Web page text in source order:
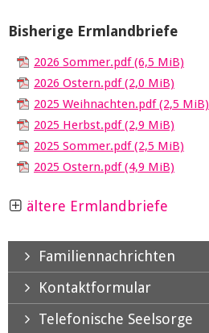
Bisherige Ermlandbriefe
2026 Sommer.pdf(6,5 MiB)
2026 Ostern.pdf(2,0 MiB)
2025 Weihnachten.pdf(2,5 MiB)
2025 Herbst.pdf(2,9 MiB)
2025 Sommer.pdf(2,5 MiB)
2025 Ostern.pdf(4,9 MiB)
ältere Ermlandbriefe
Familiennachrichten
Kontaktformular
Telefonische Seelsorge